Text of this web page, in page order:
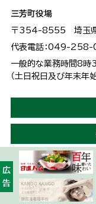
三芳町役場
〒354-8555 埼玉
代表電話：049-
一般的な業務時間8
（土日祝日及び年末年
広告
Copyright ©